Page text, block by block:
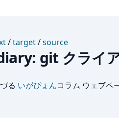
/target/source
git クライ
る いがぴょんコラム ウェブペ